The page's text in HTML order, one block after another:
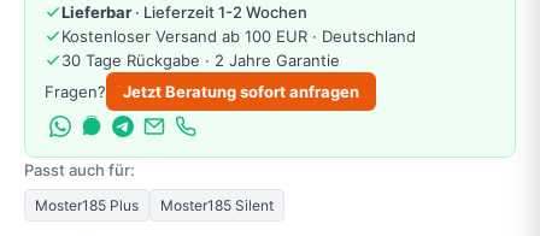
Lieferbar · Lieferzeit 1-2 Wochen
Kostenloser Versand ab 100 EUR · Deutschland
30 Tage Rückgabe · 2 Jahre Garantie
Fragen?
Jetzt Beratung sofort anfragen
Passt auch für:
Moster185 Plus Moster185 Silent